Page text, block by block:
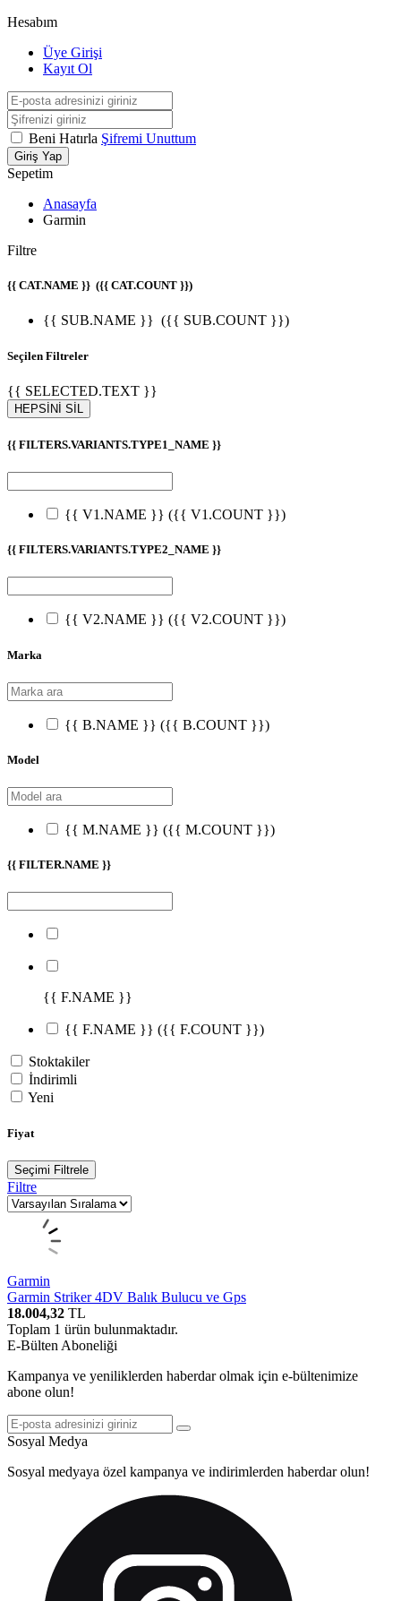
Hesabım
Üye Girişi
Kayıt Ol
Beni Hatırla Şifremi Unuttum
Giriş Yap
Sepetim
Anasayfa
Garmin
Filtre
{{ CAT.NAME }} ({{ CAT.COUNT }})
{{ SUB.NAME }} ({{ SUB.COUNT }})
Seçilen Filtreler
{{ SELECTED.TEXT }}
HEPSİNİ SİL
{{ FILTERS.VARIANTS.TYPE1_NAME }}
{{ V1.NAME }} ({{ V1.COUNT }})
{{ FILTERS.VARIANTS.TYPE2_NAME }}
{{ V2.NAME }} ({{ V2.COUNT }})
Marka
{{ B.NAME }} ({{ B.COUNT }})
Model
{{ M.NAME }} ({{ M.COUNT }})
{{ FILTER.NAME }}
{{ F.NAME }}
{{ F.NAME }} ({{ F.COUNT }})
Stoktakiler
İndirimli
Yeni
Fiyat
Seçimi Filtrele
Filtre
Garmin
Garmin Striker 4DV Balık Bulucu ve Gps
18.004,32 TL
Toplam 1 ürün bulunmaktadır.
E-Bülten Aboneliği
Kampanya ve yeniliklerden haberdar olmak için e-bültenimize
abone olun!
Sosyal Medya
Sosyal medyaya özel kampanya ve indirimlerden haberdar olun!